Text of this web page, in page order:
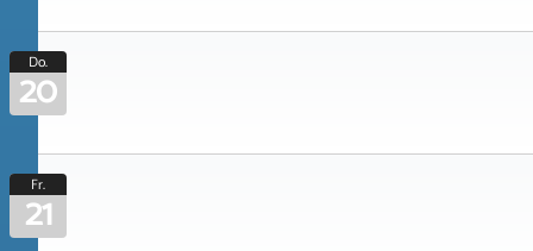
Do.
20
Fr.
21